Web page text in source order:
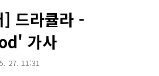
드라큘라 -
가사
27. 11:31